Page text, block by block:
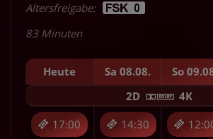
Altersfreigabe:
83 Minuten
Heute Sa 08.08. So
17:00 14:30
2D 4K